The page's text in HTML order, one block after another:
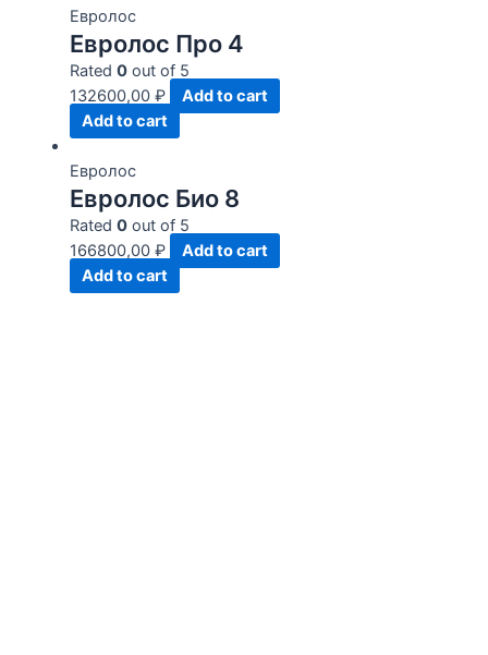
Евролос
Евролос Про 4
Rated 0out of 5
132600,00 ₽
Add to cart
Add to cart
Евролос
Евролос Био 8
Rated 0out of 5
166800,00 ₽
Add to cart
Add to cart